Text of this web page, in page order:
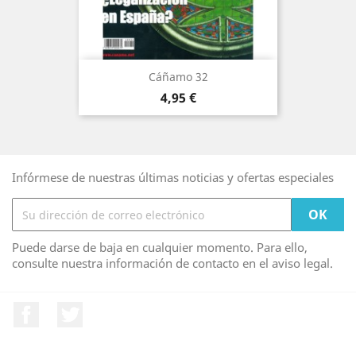
Cáñamo 32
Precio
4,95 €
Infórmese de nuestras últimas noticias y ofertas especiales
Puede darse de baja en cualquier momento. Para ello,
consulte nuestra información de contacto en el aviso legal.